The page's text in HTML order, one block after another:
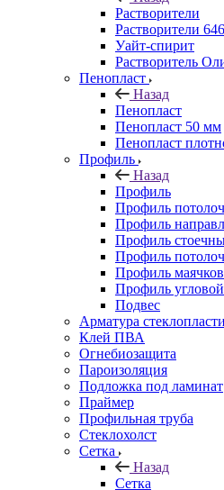
Растворители
Растворители 646
Уайт-спирит
Растворитель
Пенопласт
Назад
Пенопласт
Пенопласт 50 мм
Пенопласт
Профиль
Назад
Профиль
Профиль
Профиль
Профиль
Профиль
Профиль
Профиль угловой
Подвес
Арматура
Клей ПВА
Огнебиозащита
Пароизоляция
Подложка под ламинат
Праймер
Профильная труба
Стеклохолст
Сетка
Назад
Сетка